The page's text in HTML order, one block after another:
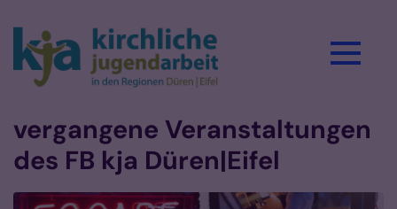
vergangene Veranstaltungen
des FB kja Düren|Eifel